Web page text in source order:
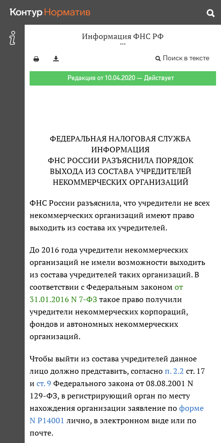
Информация ФНС РФ
Поиск в тексте
Редакция от 10.04.2020 — Действует
ФЕДЕРАЛЬНАЯ НАЛОГОВАЯ СЛУЖБА
ИНФОРМАЦИЯ
ФНС РОССИИ РАЗЪЯСНИЛА ПОРЯДОК
ВЫХОДА ИЗ СОСТАВА УЧРЕДИТЕЛЕЙ
НЕКОММЕРЧЕСКИХ ОРГАНИЗАЦИЙ
ФНС России разъяснила, что учредители не всех
некоммерческих организаций имеют право
выходить из состава их учредителей.
До 2016 года учредители некоммерческих
организаций не имели возможности выходить
из состава учредителей таких организаций. В
соответствии с Федеральным законом от
31.01.2016 N 7-ФЗ такое право получили
учредители некоммерческих корпораций,
фондов и автономных некоммерческих
организаций.
Чтобы выйти из состава учредителей данное
лицо должно представить, согласно п. 2.2 ст. 17
и ст. 9 Федерального закона от 08.08.2001 N
129-ФЗ, в регистрирующий орган по месту
нахождения организации заявление по форме
N Р14001 лично, в электронном виде или по
почте.